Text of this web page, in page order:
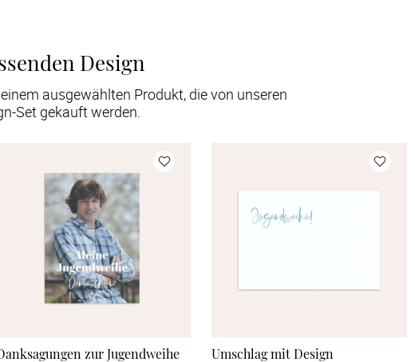
Design
ausgewählten Produkt, die von unseren
Set gekauft werden.
zur Jugendweihe
Umschlag mit Design